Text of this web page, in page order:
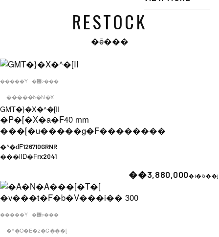
RESTOCK
�ē���
�����Y �݌ɂ���
�����b�N�X
GMT�}�X�^�[II
�P�[�X�a�F40 mm
���[�u�����g�F��������
�^�ԁF126710GRNR
���iID�Frx2041
��3,880,000�i�ō��j
�����Y �݌ɂ���
�^�O�E�z�C���[